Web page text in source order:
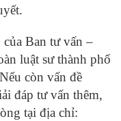
Ban tư vấn –
luật sư thành phố
còn vấn đề
đáp tư vấn thêm,
tại địa chỉ: